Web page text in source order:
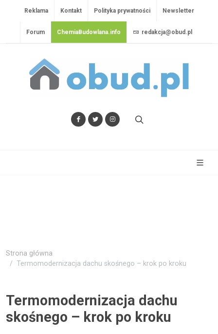
Reklama Kontakt Polityka prywatności Newsletter
Forum ChemiaBudowlana.info redakcja@obud.pl
Strona główna
Termomodernizacja dachu skośnego – krok po kroku
Termomodernizacja dachu
skośnego – krok po kroku